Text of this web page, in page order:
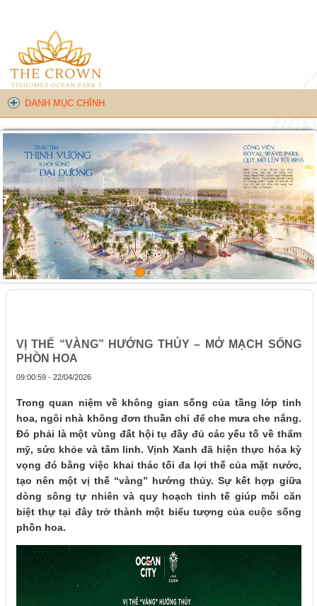
DANH MỤC CHÍNH
VỊ THẾ “VÀNG” HƯỚNG THỦY – MỞ MẠCH SỐNG
PHỒN HOA
09:00:59 - 22/04/2026
Trong quan niệm về không gian sống của tầng lớp tinh
hoa, ngôi nhà không đơn thuần chỉ để che mưa che nắng.
Đó phải là một vùng đất hội tụ đầy đủ các yếu tố về thẩm
mỹ, sức khỏe và tâm linh. Vịnh Xanh đã hiện thực hóa kỳ
vọng đó bằng việc khai thác tối đa lợi thế của mặt nước,
tạo nên một vị thế “vàng” hướng thủy. Sự kết hợp giữa
dòng sông tự nhiên và quy hoạch tinh tế giúp mỗi căn
biệt thự tại đây trở thành một biểu tượng của cuộc sống
phồn hoa.